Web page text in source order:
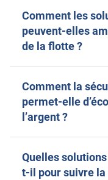
Comment les
peuvent-elles
de la flotte ?
Comment la
permet-elle
l’argent ?
Quelles
t-il pour suivre